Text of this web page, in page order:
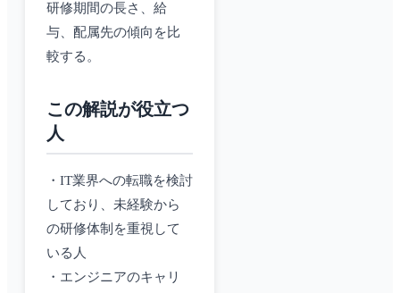
研修期間の長さ、給
与、配属先の傾向を比
較する。
この解説が役立つ
人
・IT業界への転職を検討
しており、未経験から
の研修体制を重視して
いる人
・エンジニアのキャリ